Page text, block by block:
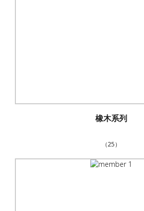
橡木系列
（25）